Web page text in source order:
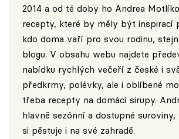
2014 a od té doby ho Andrea
recepty, které by měly být inspirací
kdo doma vaří pro svou rodinu,
blogu. V obsahu webu najdete
nabídku rychlých večeří z české i
předkrmy, polévky, ale i oblíbené
třeba recepty na domácí sirupy.
hlavně sezónní a dostupné
si pěstuje i na své zahradě.